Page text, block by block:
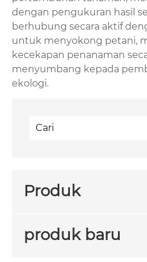
dengan pengukuran hasil
berhubung secara aktif
untuk menyokong petani,
kecekapan penanaman
menyumbang kepada
ekologi.
Produk
produk baru